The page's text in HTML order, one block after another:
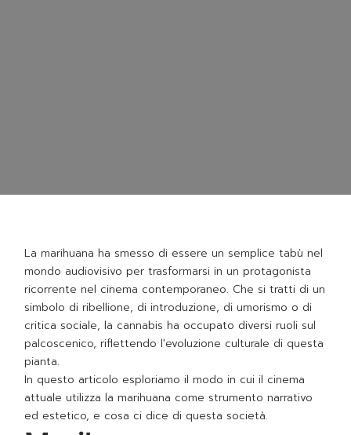
La marihuana ha smesso di essere un semplice tabù nel
mondo audiovisivo per trasformarsi in un protagonista
ricorrente nel cinema contemporaneo. Che si tratti di un
simbolo di ribellione, di introduzione, di umorismo o di
critica sociale, la cannabis ha occupato diversi ruoli sul
palcoscenico, riflettendo l'evoluzione culturale di questa
pianta.
In questo articolo esploriamo il modo in cui il cinema
attuale utilizza la marihuana come strumento narrativo
ed estetico, e cosa ci dice di questa società.